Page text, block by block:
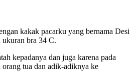
kakak pacarku yang bernama Desi
bra 34 C.
kepadanya dan juga karena pada
orang tua dan adik-adiknya ke